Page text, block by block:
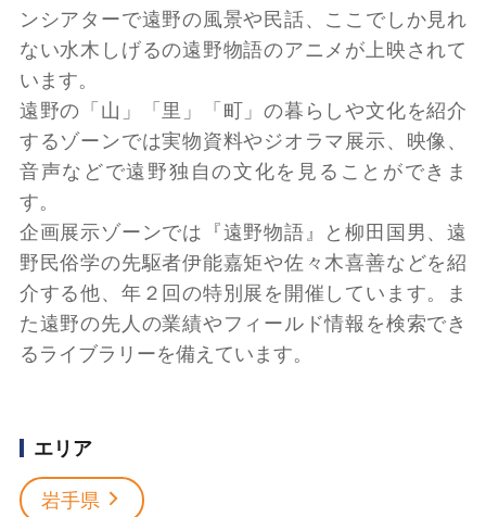
ンシアターで遠野の風景や民話、ここでしか見れ
ない水木しげるの遠野物語のアニメが上映されて
います。
遠野の「山」「里」「町」の暮らしや文化を紹介
するゾーンでは実物資料やジオラマ展示、映像、
音声などで遠野独自の文化を見ることができま
す。
企画展示ゾーンでは『遠野物語』と柳田国男、遠
野民俗学の先駆者伊能嘉矩や佐々木喜善などを紹
介する他、年２回の特別展を開催しています。ま
た遠野の先人の業績やフィールド情報を検索でき
るライブラリーを備えています。
エリア
岩手県